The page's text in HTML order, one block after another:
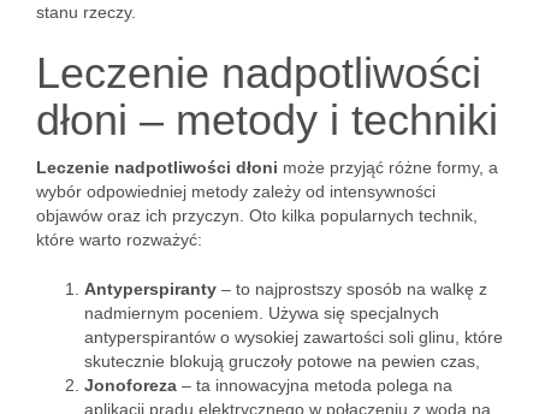
stanu rzeczy.
Leczenie nadpotliwości
dłoni – metody i techniki
Leczenie nadpotliwości dłoni może przyjąć różne formy, a
wybór odpowiedniej metody zależy od intensywności
objawów oraz ich przyczyn. Oto kilka popularnych technik,
które warto rozważyć:
Antyperspiranty – to najprostszy sposób na walkę z
nadmiernym poceniem. Używa się specjalnych
antyperspirantów o wysokiej zawartości soli glinu, które
skutecznie blokują gruczoły potowe na pewien czas,
Jonoforeza – ta innowacyjna metoda polega na
aplikacji prądu elektrycznego w połączeniu z wodą na